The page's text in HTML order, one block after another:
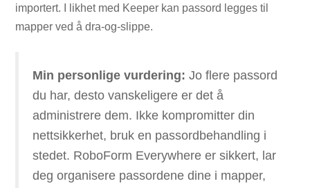
importert. I likhet med Keeper kan passord legges til
mapper ved å dra-og-slippe.
Min personlige vurdering: Jo flere passord
du har, desto vanskeligere er det å
administrere dem. Ikke kompromitter din
nettsikkerhet, bruk en passordbehandling i
stedet. RoboForm Everywhere er sikkert, lar
deg organisere passordene dine i mapper,